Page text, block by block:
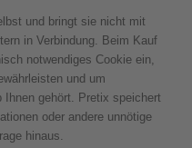
und bringt sie nicht mit
in Verbindung. Beim Kauf
notwendiges Cookie ein,
und um
Ihnen gehört. Pretix speichert
oder andere unnötige
hinaus.